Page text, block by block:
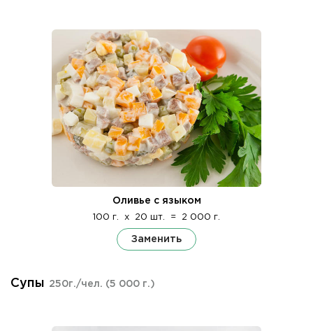
Оливье с языком
100 г. x 20 шт. = 2 000 г.
Заменить
Супы 250г./чел. (5 000 г.)